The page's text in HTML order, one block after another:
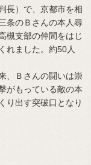
長）で、京都市を相
条のＢさんの本人尋
槻支部の仲間をはじ
れました。約50人
、Ｂさんの闘いは崇
がもっている敵の本
り出す突破口となり